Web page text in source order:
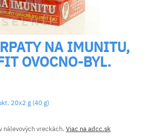
NA IMUNITU,
OVOCNO-BYL.
20x2 g (40 g)
nálevových vreckách. Viac na adcc.sk